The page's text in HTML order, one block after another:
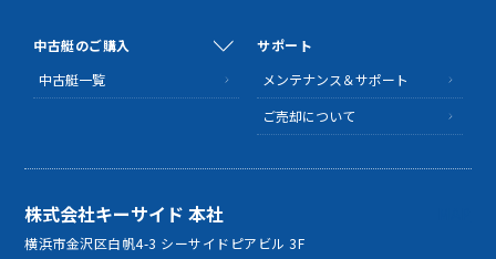
中古艇のご購入
中古艇一覧
サポート
メンテナンス＆サポート
ご売却について
株式会社キーサイド 本社
横浜市金沢区白帆4-3 シーサイドピアビル 3F